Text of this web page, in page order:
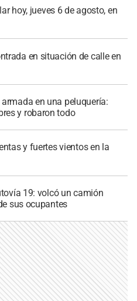
hoy, jueves 6 de agosto, en
en situación de calle en
en una peluquería:
y robaron todo
y fuertes vientos en la
19: volcó un camión
sus ocupantes